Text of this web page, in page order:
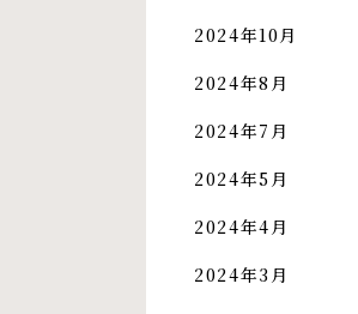
2024年10月
2024年8月
2024年7月
2024年5月
2024年4月
2024年3月